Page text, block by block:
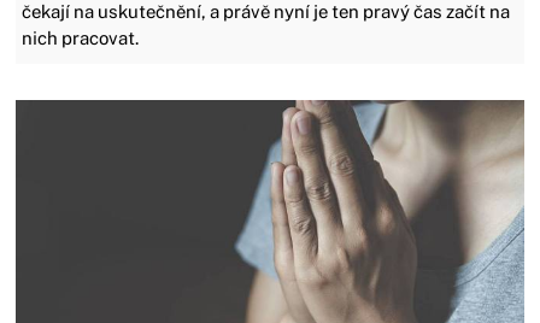
čekají na uskutečnění, a právě nyní je ten pravý čas začít na
nich pracovat.